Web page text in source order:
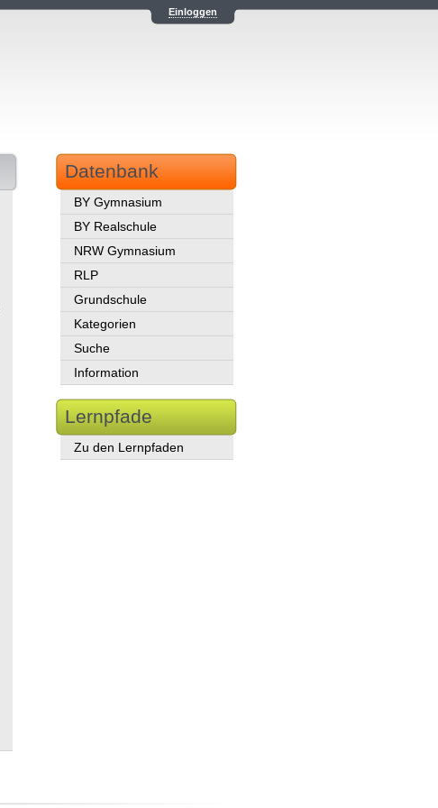
Einloggen
Datenbank
BY Gymnasium
BY Realschule
NRW Gymnasium
RLP
Grundschule
Kategorien
Suche
Information
Lernpfade
Zu den Lernpfaden